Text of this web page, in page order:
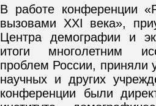
В работе конференции
вызовами XXI века»,
Центра демографии и
итоги многолетним
проблем России, приняли
научных и других
конференции были